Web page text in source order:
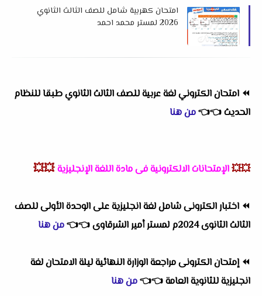
امتحان كهربية شامل للصف الثالث الثانوي
2026 لمستر محمد احمد
⏪ امتحان الكتروني لغة عربية للصف الثالث الثانوي طبقا للنظام
الحديث👈
👈من هنا
💥💥الإمتحانات الالكترونية فى مادة اللغة الإنجليزية 💥💥
⏪ اختبار الكترونى شامل لغة انجليزية على الوحدة الأولى للصف
الثالث الثانوى 2024م لمستر أمير الشرقاوى
👈
👈من هنا
⏪إمتحان الكترونى مراجعة الوزارة النهائية ليلة الامتحان لغة
انجليزية للثانوية العامة👈
👈من هنا